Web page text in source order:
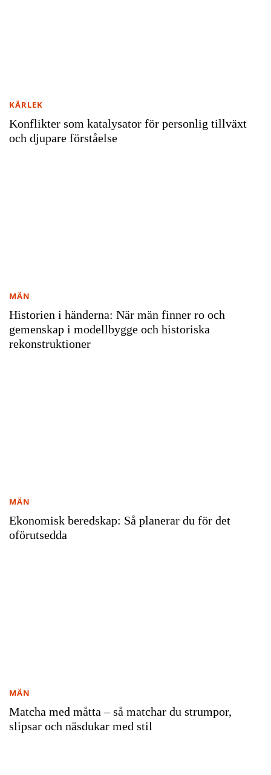
Konflikter som katalysator för personlig tillväxt
och djupare förståelse
KÄRLEK
Historien i händerna: När män finner ro och
gemenskap i modellbygge och historiska
rekonstruktioner
MÄN
Ekonomisk beredskap: Så planerar du för det
oförutsedda
MÄN
Matcha med måtta – så matchar du strumpor,
slipsar och näsdukar med stil
MÄN